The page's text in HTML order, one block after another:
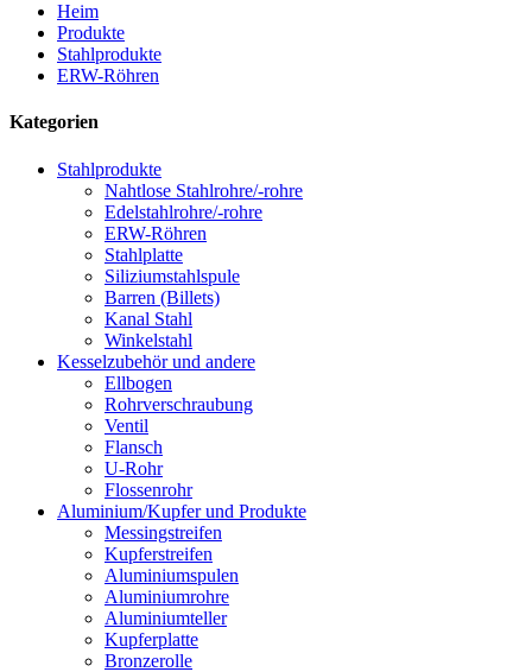
Heim
Produkte
Stahlprodukte
ERW-Röhren
Kategorien
Stahlprodukte
Nahtlose Stahlrohre/-rohre
Edelstahlrohre/-rohre
ERW-Röhren
Stahlplatte
Siliziumstahlspule
Barren (Billets)
Kanal Stahl
Winkelstahl
Kesselzubehör und andere
Ellbogen
Rohrverschraubung
Ventil
Flansch
U-Rohr
Flossenrohr
Aluminium/Kupfer und Produkte
Messingstreifen
Kupferstreifen
Aluminiumspulen
Aluminiumrohre
Aluminiumteller
Kupferplatte
Bronzerolle